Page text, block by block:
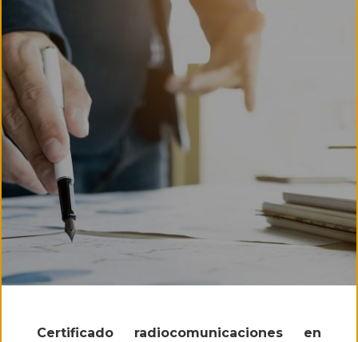
Certificado radiocomunicaciones en